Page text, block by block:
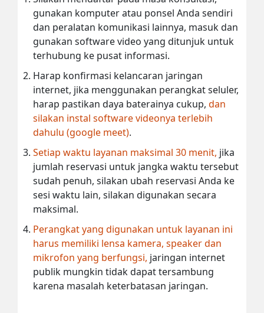
gunakan komputer atau ponsel Anda sendiri
dan peralatan komunikasi lainnya, masuk dan
gunakan software video yang ditunjuk untuk
terhubung ke pusat informasi.
Harap konfirmasi kelancaran jaringan
internet, jika menggunakan perangkat seluler,
harap pastikan daya baterainya cukup, dan
silakan instal software videonya terlebih
dahulu (google meet).
Setiap waktu layanan maksimal 30 menit, jika
jumlah reservasi untuk jangka waktu tersebut
sudah penuh, silakan ubah reservasi Anda ke
sesi waktu lain, silakan digunakan secara
maksimal.
Perangkat yang digunakan untuk layanan ini
harus memiliki lensa kamera, speaker dan
mikrofon yang berfungsi, jaringan internet
publik mungkin tidak dapat tersambung
karena masalah keterbatasan jaringan.